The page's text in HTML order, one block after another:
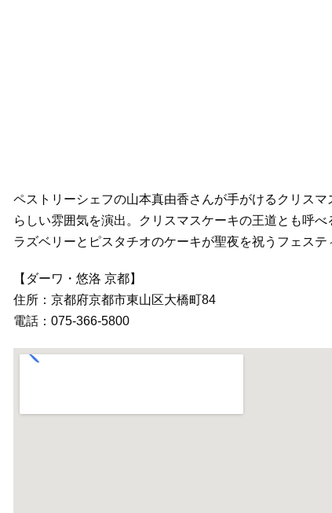
ペストリーシェフの山本真由香さんが手がけるクリス
らしい雰囲気を演出。クリスマスケーキの王道とも呼
ラズベリーとピスタチオのケーキが聖夜を祝うフェステ
【ダーワ・悠洛 京都】
住所：京都府京都市東山区大橋町84
電話：075-366-5800